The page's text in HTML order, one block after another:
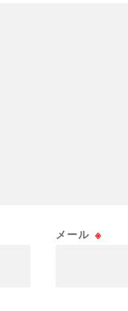
メール ※